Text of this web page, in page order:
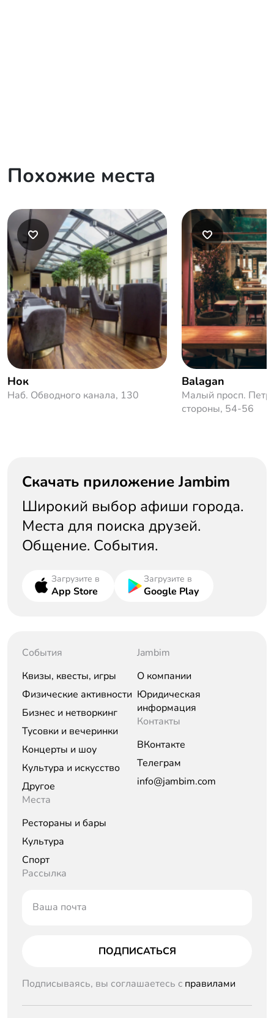
Похожие места
Нок
Наб. Обводного канала, 130
Balagan
Малый просп.
стороны, 54-56
Скачать приложение Jambim
Широкий выбор афиши города.
Места для поиска друзей.
Общение. События.
Загрузите в
App Store
Загрузите в
Google Play
События
Квизы, квесты, игры
Физические активности
Бизнес и нетворкинг
Тусовки и вечеринки
Концерты и шоу
Культура и искусство
Другое
Места
Рестораны и бары
Культура
Спорт
Jambim
О компании
Юридическая
информация
Контакты
ВКонтакте
Телеграм
info@jambim.com
Рассылка
Ваша почта
ПОДПИСАТЬСЯ
Подписываясь, вы соглашаетесь c правилами